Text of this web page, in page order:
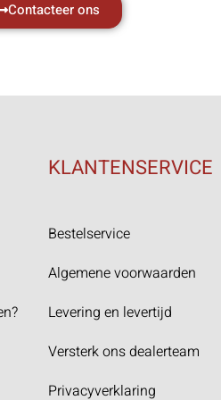
Contacteer ons
KLANTENSERVICE
Bestelservice
Algemene voorwaarden
Levering en levertijd
Versterk ons dealerteam
Privacyverklaring